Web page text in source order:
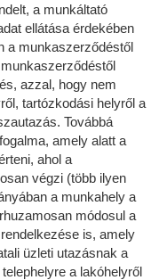
a munkáltató
ellátása érdekében
a munkaszerződéstől
azzal, hogy nem
tartózkodási helyről a
Továbbá
fogalma, amely alatt a
ahol a
végzi (több ilyen
a munkahely a
módosul a
is, amely
üzleti utazásnak a
a lakóhelyről